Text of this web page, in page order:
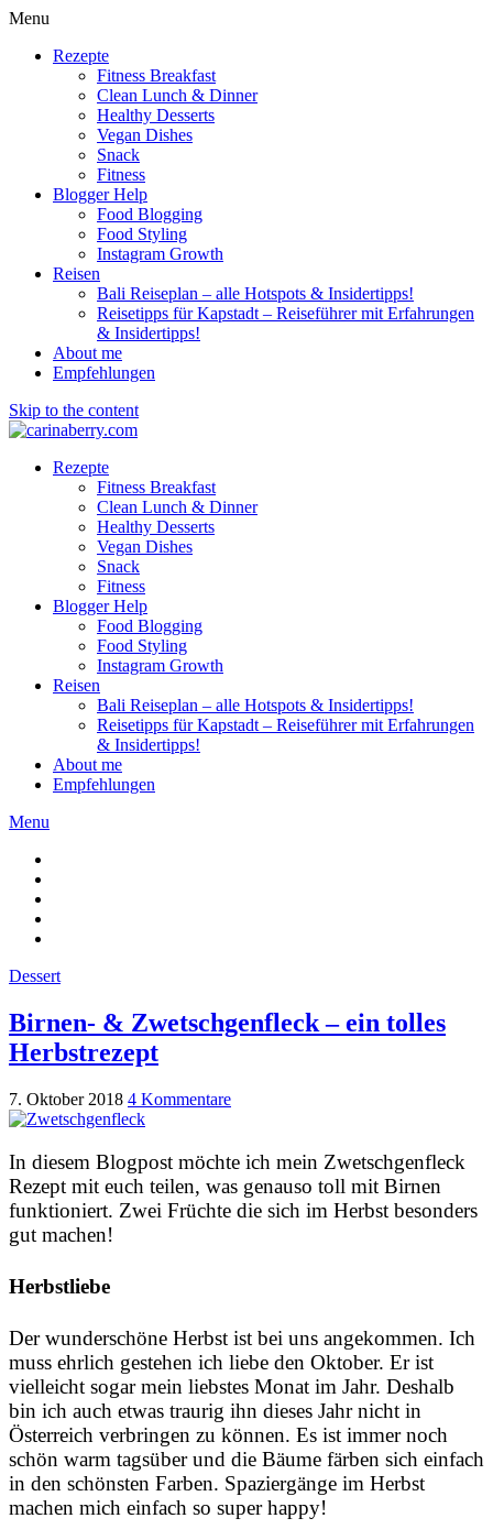
Menu
Rezepte
Fitness Breakfast
Clean Lunch & Dinner
Healthy Desserts
Vegan Dishes
Snack
Fitness
Blogger Help
Food Blogging
Food Styling
Instagram Growth
Reisen
Bali Reiseplan – alle Hotspots & Insidertipps!
Reisetipps für Kapstadt – Reiseführer mit Erfahrungen
& Insidertipps!
About me
Empfehlungen
Skip to the content
Rezepte
Fitness Breakfast
Clean Lunch & Dinner
Healthy Desserts
Vegan Dishes
Snack
Fitness
Blogger Help
Food Blogging
Food Styling
Instagram Growth
Reisen
Bali Reiseplan – alle Hotspots & Insidertipps!
Reisetipps für Kapstadt – Reiseführer mit Erfahrungen
& Insidertipps!
About me
Empfehlungen
Menu
Dessert
Birnen- & Zwetschgenfleck – ein tolles
Herbstrezept
7. Oktober 2018 4 Kommentare
In diesem Blogpost möchte ich mein Zwetschgenfleck
Rezept mit euch teilen, was genauso toll mit Birnen
funktioniert. Zwei Früchte die sich im Herbst besonders
gut machen!
Herbstliebe
Der wunderschöne Herbst ist bei uns angekommen. Ich
muss ehrlich gestehen ich liebe den Oktober. Er ist
vielleicht sogar mein liebstes Monat im Jahr. Deshalb
bin ich auch etwas traurig ihn dieses Jahr nicht in
Österreich verbringen zu können. Es ist immer noch
schön warm tagsüber und die Bäume färben sich einfach
in den schönsten Farben. Spaziergänge im Herbst
machen mich einfach so super happy!